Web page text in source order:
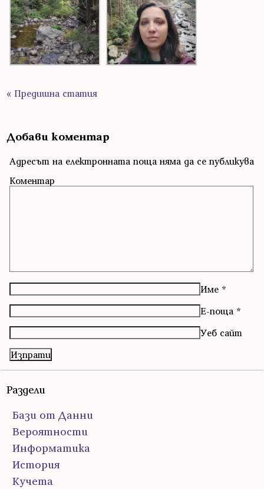
« Предишна статия
Добави коментар
Адресът на електронната поща няма да се публикува
Коментар
Име *
Е-поща *
Уеб сайт
Раздели
Бази от Данни
Вероятности
Информатика
История
Кучета